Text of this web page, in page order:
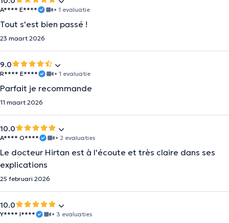
A**** E**** • 1 evaluatie
Tout s'est bien passé !
23 maart 2026
9.0
R**** E**** • 1 evaluatie
Parfait je recommande
11 maart 2026
10.0
A**** O**** • 2 evaluaties
Le docteur Hirtan est à l'écoute et très claire dans ses
explications
25 februari 2026
10.0
Y**** I**** • 3 evaluaties